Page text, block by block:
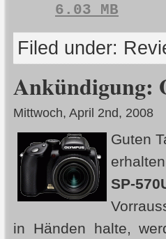
6.03 MB
Filed under:
Ankündigung:
Mittwoch, April 2nd, 2008
Guten
SP-
in Händen halte,